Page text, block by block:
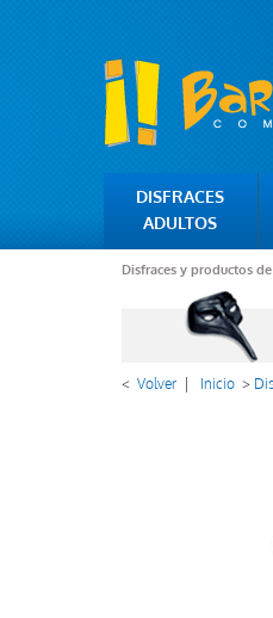
DISFRACES
ADULTOS
Disfraces y productos
< Volver Inicio >